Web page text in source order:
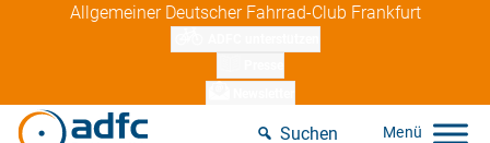
Allgemeiner Deutscher Fahrrad-Club Frankfurt
Suchen